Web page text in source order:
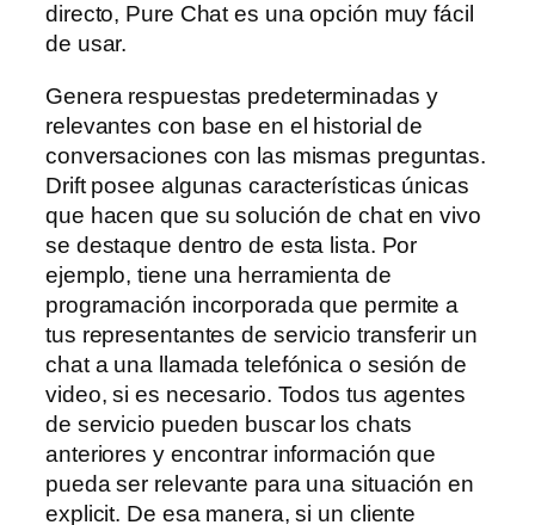
directo, Pure Chat es una opción muy fácil
de usar.
Genera respuestas predeterminadas y
relevantes con base en el historial de
conversaciones con las mismas preguntas.
Drift posee algunas características únicas
que hacen que su solución de chat en vivo
se destaque dentro de esta lista. Por
ejemplo, tiene una herramienta de
programación incorporada que permite a
tus representantes de servicio transferir un
chat a una llamada telefónica o sesión de
video, si es necesario. Todos tus agentes
de servicio pueden buscar los chats
anteriores y encontrar información que
pueda ser relevante para una situación en
explicit. De esa manera, si un cliente